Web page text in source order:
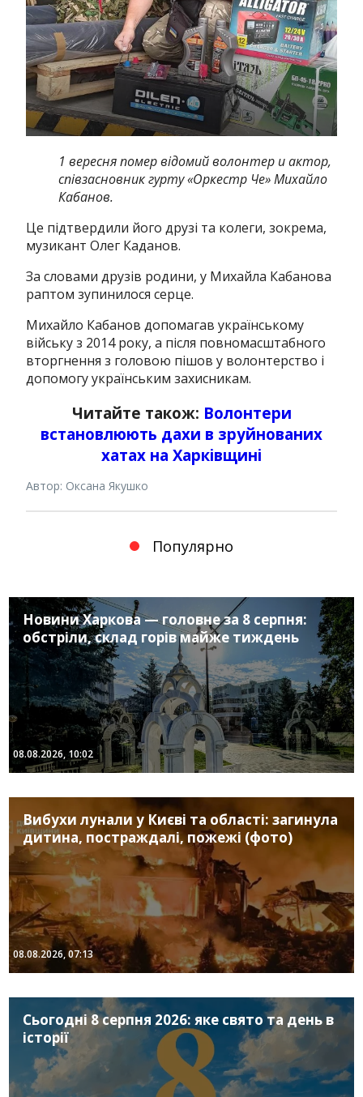
1 вересня помер відомий волонтер и актор,
співзасновник гурту «Оркестр Че» Михайло
Кабанов.
Це підтвердили його друзі та колеги, зокрема,
музикант Олег Каданов.
За словами друзів родини, у Михайла Кабанова
раптом зупинилося серце.
Михайло Кабанов допомагав українському
війську з 2014 року, а після повномасштабного
вторгнення з головою пішов у волонтерство і
допомогу українським захисникам.
Читайте також: Волонтери
встановлюють дахи в зруйнованих
хатах на Харківщині
Автор: Оксана Якушко
Популярно
Новини Харкова — головне за 8 серпня:
обстріли, склад горів майже тиждень
08.08.2026, 10:02
Вибухи лунали у Києві та області: загинула
дитина, постраждалі, пожежі (фото)
08.08.2026, 07:13
Сьогодні 8 серпня 2026: яке свято та день в
історії